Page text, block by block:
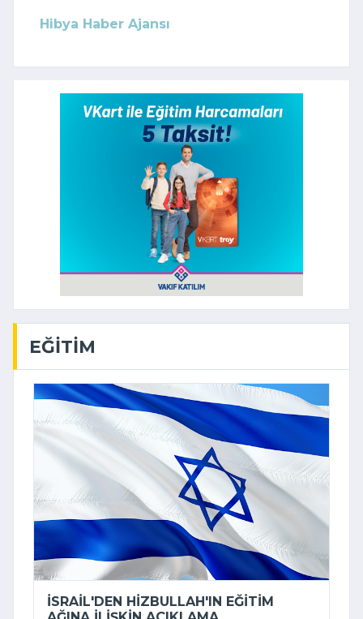
Hibya Haber Ajansı
EĞITIM
İSRAIL'DEN HIZBULLAH'IN EĞITIM